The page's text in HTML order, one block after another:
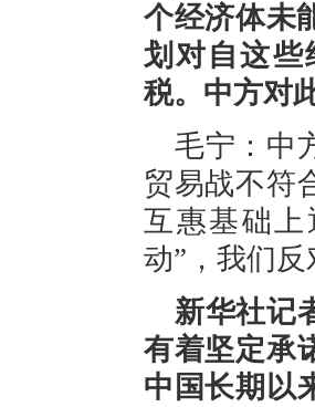
个经济体未
划对自这些
税。中方对
毛宁：中
贸易战不符
互惠基础
动”，我们
新华社记
有着坚定承
中国长期以